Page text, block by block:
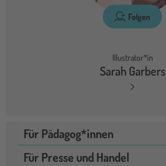
Folgen
Illustrator*in
Sarah Garbers
Für Pädagog*innen
Für Presse und Handel